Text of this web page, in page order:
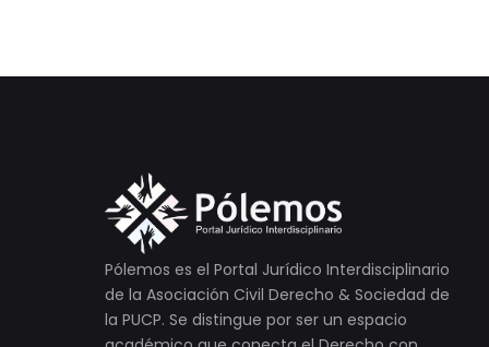
Pólemos es el Portal Jurídico Interdisciplinario
de la Asociación Civil Derecho & Sociedad de
la PUCP. Se distingue por ser un espacio